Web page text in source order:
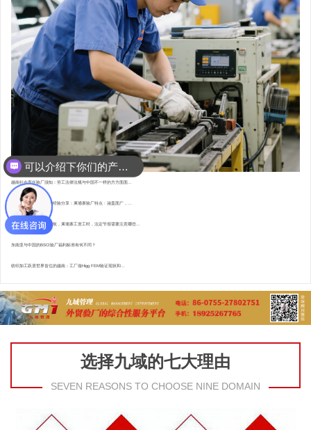
越南社会责任验厂须知：劳工法律法规与中国不一样的方方面面...
东南亚资深验厂顾问的经验分享：柬埔寨验厂特点 : 涵盖面广，...
直赴柬埔寨，为验厂护航，柬埔寨工资工时，法定节假需要注意哪些...
东南亚与中国的BSCI验厂福利标准有何不同？
纺织加工跃居世界首位的越南：工厂做Higg FEM验证现状和...
选择九域的七大理由
SEVEN REASONS TO CHOOSE NINE DOMAIN
可以介绍下你们的产品么？
你们是怎么收费的呢？